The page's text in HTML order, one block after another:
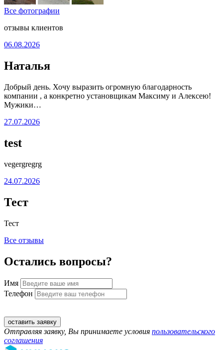
Все фотографии
отзывы клиентов
06.08.2026
Наталья
Добрый день. Хочу выразить огромную благодарность
компании , а конкретно установщикам Максиму и Алексею!
Мужики…
27.07.2026
test
vegergregrg
24.07.2026
Тест
Тест
Все отзывы
Остались вопросы?
Имя
Телефон
оставить заявку
Отправляя заявку, Вы принимаете условия пользовательского
соглашения